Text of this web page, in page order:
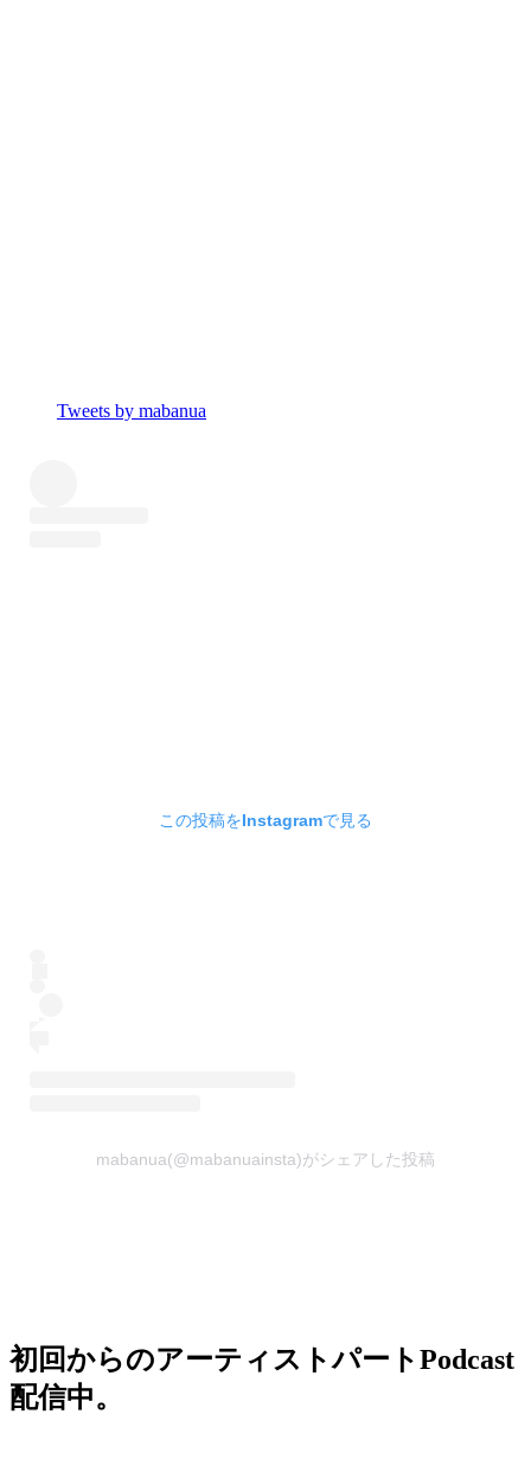
Tweets by mabanua
この投稿をInstagramで見る
mabanua(@mabanuainsta)がシェアした投稿
初回からのアーティストパートPodcast
配信中。